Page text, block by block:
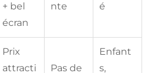
+ bel
écran
nte
é
Prix
attracti
Pas de
Enfant
s,